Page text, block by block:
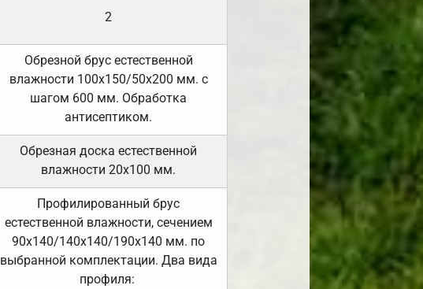
2
Обрезной брус естественной
влажности 100х150/50х200 мм. с
шагом 600 мм. Обработка
антисептиком.
Обрезная доска естественной
влажности 20х100 мм.
Профилированный брус
естественной влажности, сечением
90х140/140х140/190х140 мм. по
выбранной комплектации. Два вида
профиля: